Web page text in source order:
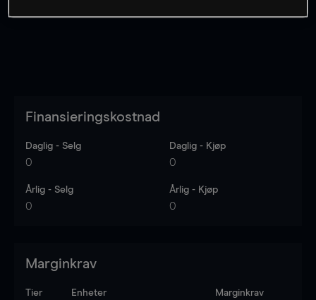
Finansieringskostnad
Daglig - Selg
0
Daglig - Kjøp
0
Årlig - Selg
0
Årlig - Kjøp
0
Marginkrav
Tier Enheter Marginkrav